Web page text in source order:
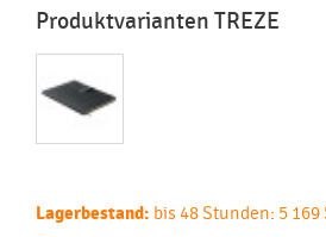
Produktvarianten TREZE
Lagerbestand: bis 48 Stunden: 5 169